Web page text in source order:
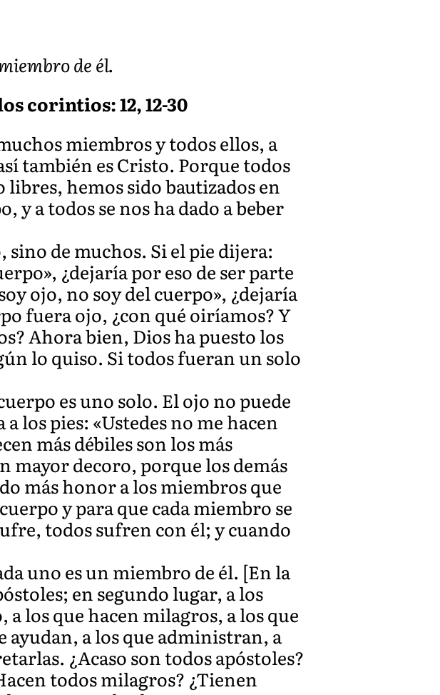
de él.
corintios: 12, 12-30
miembros y todos ellos, a
también es Cristo. Porque todos
hemos sido bautizados en
a todos se nos ha dado a beber
de muchos. Si el pie dijera:
¿dejaría por eso de ser parte
ojo, no soy del cuerpo», ¿dejaría
fuera ojo, ¿con qué oiríamos? Y
Ahora bien, Dios ha puesto los
lo quiso. Si todos fueran un solo
es uno solo. El ojo no puede
los pies: «Ustedes no me hacen
más débiles son los más
mayor decoro, porque los demás
más honor a los miembros que
y para que cada miembro se
todos sufren con él; y cuando
uno es un miembro de él. [En la
en segundo lugar, a los
los que hacen milagros, a los que
ayudan, a los que administran, a
¿Acaso son todos apóstoles?
todos milagros? ¿Tienen